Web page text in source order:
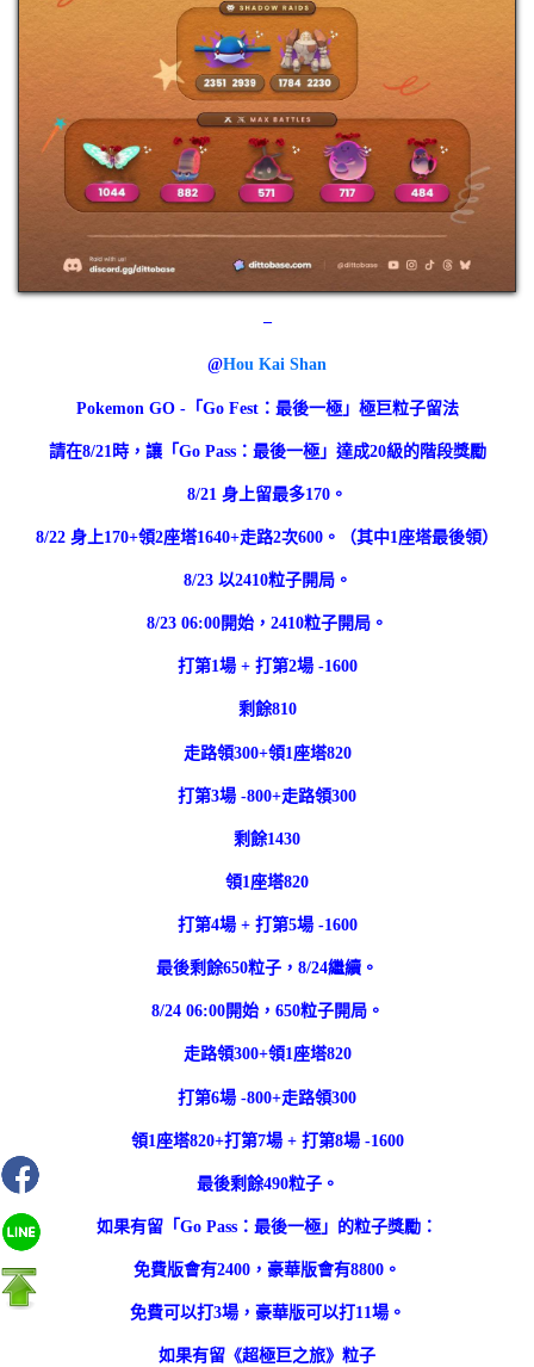
–
@Hou Kai Shan
Pokemon GO -「Go Fest：最後一極」極巨粒子留法
請在8/21時，讓「Go Pass：最後一極」達成20級的階段獎勵
8/21 身上留最多170。
8/22 身上170+領2座塔1640+走路2次600。（其中1座塔最後領）
8/23 以2410粒子開局。
8/23 06:00開始，2410粒子開局。
打第1場 + 打第2場 -1600
剩餘810
走路領300+領1座塔820
打第3場 -800+走路領300
剩餘1430
領1座塔820
打第4場 + 打第5場 -1600
最後剩餘650粒子，8/24繼續。
8/24 06:00開始，650粒子開局。
走路領300+領1座塔820
打第6場 -800+走路領300
領1座塔820+打第7場 + 打第8場 -1600
最後剩餘490粒子。
如果有留「Go Pass：最後一極」的粒子獎勵：
免費版會有2400，豪華版會有8800。
免費可以打3場，豪華版可以打11場。
如果有留《超極巨之旅》粒子